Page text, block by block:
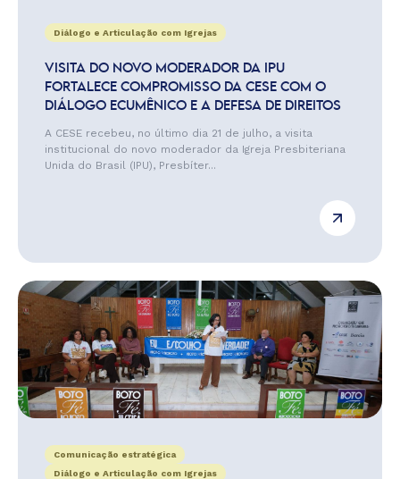
Diálogo e Articulação com Igrejas
VISITA DO NOVO MODERADOR DA IPU
FORTALECE COMPROMISSO DA CESE COM O
DIÁLOGO ECUMÊNICO E A DEFESA DE DIREITOS
A CESE recebeu, no último dia 21 de julho, a visita
institucional do novo moderador da Igreja Presbiteriana
Unida do Brasil (IPU), Presbíter...
Comunicação estratégica
Diálogo e Articulação com Igrejas